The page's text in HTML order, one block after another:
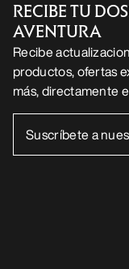
RECIBE TU
AVENTURA
Recibe
productos, ofertas
más, directamente